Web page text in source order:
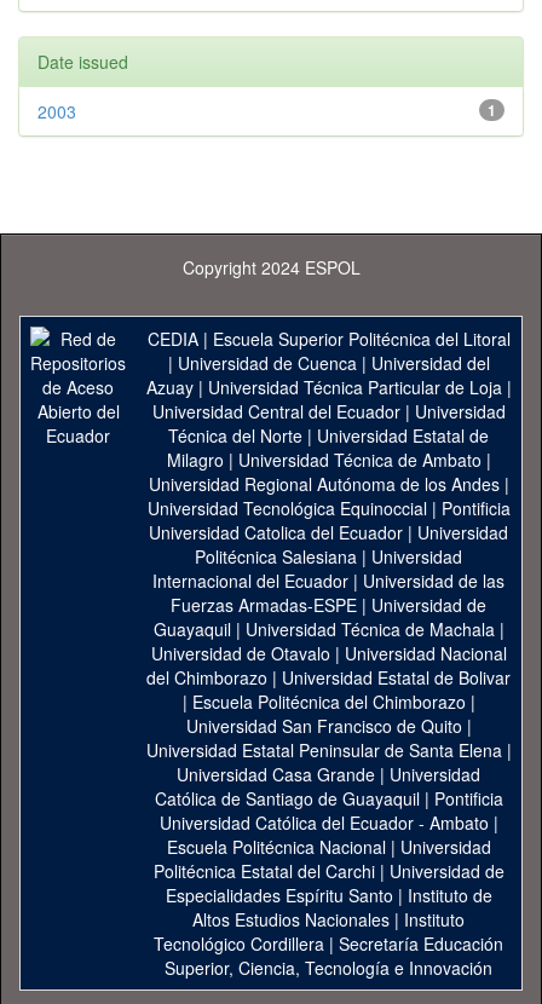
Date issued
1
2003
Copyright 2024 ESPOL
CEDIA| Escuela Superior Politécnica del Litoral
| Universidad de Cuenca| Universidad del
Azuay| Universidad Técnica Particular de Loja|
Universidad Central del Ecuador| Universidad
Técnica del Norte | Universidad Estatal de
Milagro | Universidad Técnica de Ambato |
Universidad Regional Autónoma de los Andes|
Universidad Tecnológica Equinoccial| Pontificia
Universidad Catolica del Ecuador | Universidad
Politécnica Salesiana | Universidad
Internacional del Ecuador | Universidad de las
Fuerzas Armadas-ESPE | Universidad de
Guayaquil| Universidad Técnica de Machala|
Universidad de Otavalo | Universidad Nacional
del Chimborazo | Universidad Estatal de Bolivar
| Escuela Politécnica del Chimborazo |
Universidad San Francisco de Quito |
Universidad Estatal Peninsular de Santa Elena|
Universidad Casa Grande | Universidad
Católica de Santiago de Guayaquil| Pontificia
Universidad Católica del Ecuador - Ambato |
Escuela Politécnica Nacional| Universidad
Politécnica Estatal del Carchi| Universidad de
Especialidades Espíritu Santo | Instituto de
Altos Estudios Nacionales | Instituto
Tecnológico Cordillera | Secretaría Educación
Superior, Ciencia, Tecnología e Innovación